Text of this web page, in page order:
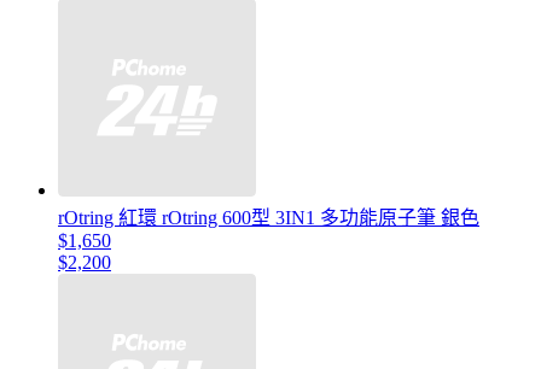
rOtring 紅環 rOtring 600型 3IN1 多功能原子筆 銀色
$1,650
$2,200